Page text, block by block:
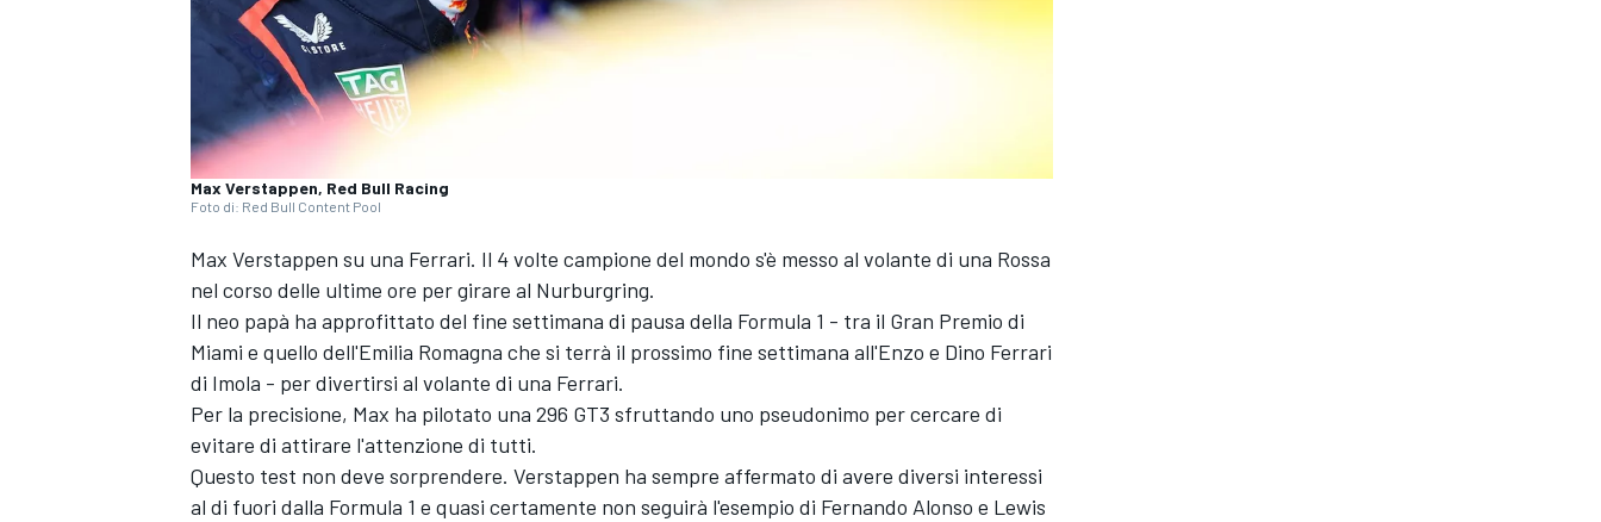
MONOPOSTO
Max Verstappen, Red Bull Racing
Foto di: Red Bull Content Pool
Max Verstappen su una Ferrari. Il 4 volte campione del mondo s'è messo al volante di una Rossa
nel corso delle ultime ore per girare al Nurburgring.
Il neo papà ha approfittato del fine settimana di pausa della Formula 1 - tra il Gran Premio di
Miami e quello dell'Emilia Romagna che si terrà il prossimo fine settimana all'Enzo e Dino Ferrari
di Imola - per divertirsi al volante di una Ferrari.
Per la precisione, Max ha pilotato una 296 GT3 sfruttando uno pseudonimo per cercare di
evitare di attirare l'attenzione di tutti.
Questo test non deve sorprendere. Verstappen ha sempre affermato di avere diversi interessi
al di fuori dalla Formula 1 e quasi certamente non seguirà l'esempio di Fernando Alonso e Lewis